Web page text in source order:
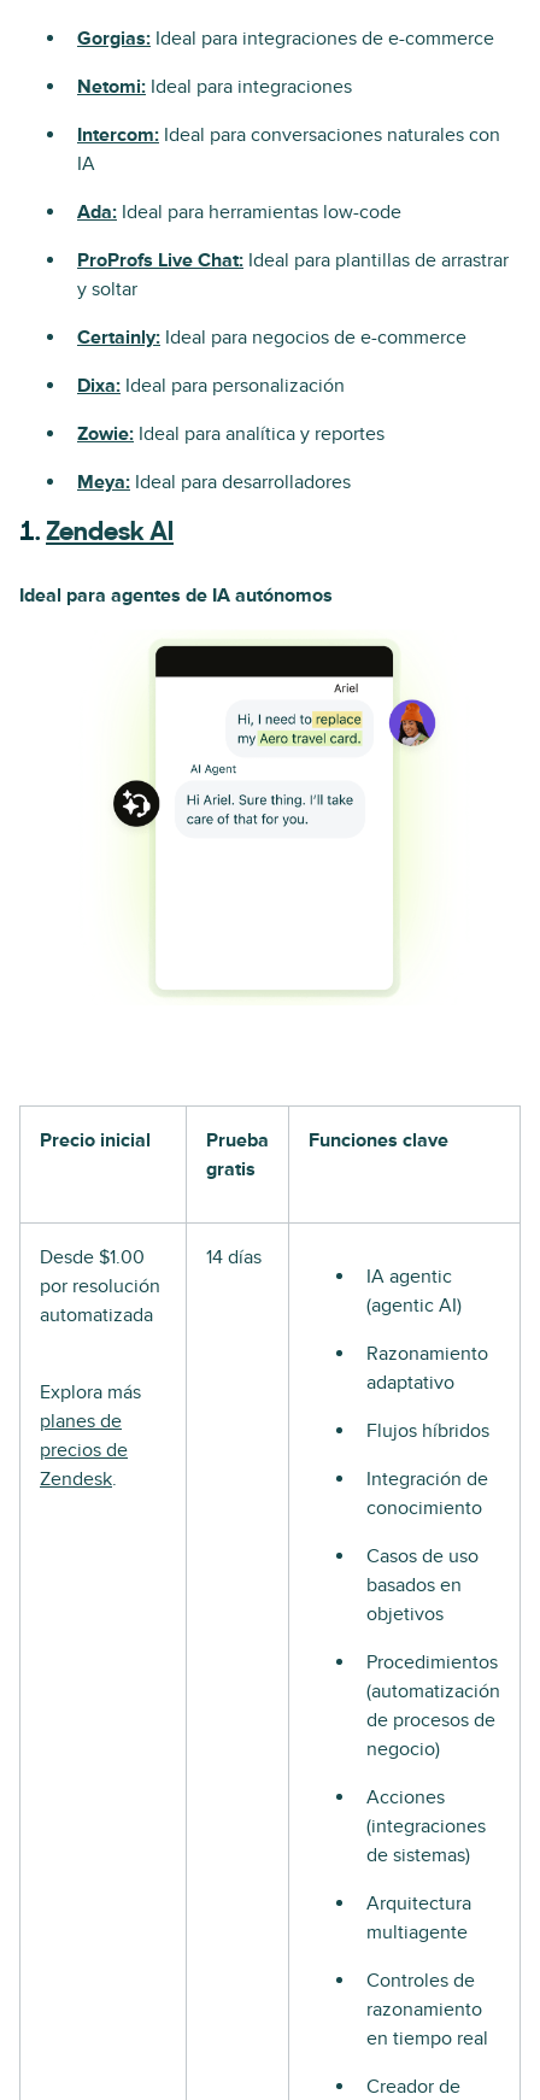
Gorgias: Ideal para integraciones de e-commerce
Netomi: Ideal para integraciones
Intercom: Ideal para conversaciones naturales con
IA
Ada: Ideal para herramientas low-code
ProProfs Live Chat: Ideal para plantillas de arrastrar
y soltar
Certainly: Ideal para negocios de e-commerce
Dixa: Ideal para personalización
Zowie: Ideal para analítica y reportes
Meya: Ideal para desarrolladores
1. Zendesk AI
Ideal para agentes de IA autónomos
Precio inicial
Prueba
gratis
Funciones clave
Desde $1.00
por resolución
automatizada
Explora más
planes de
precios de
Zendesk.
14 días
IA agentic
(agentic AI)
Razonamiento
adaptativo
Flujos híbridos
Integración de
conocimiento
Casos de uso
basados en
objetivos
Procedimientos
(automatización
de procesos de
negocio)
Acciones
(integraciones
de sistemas)
Arquitectura
multiagente
Controles de
razonamiento
en tiempo real
Creador de